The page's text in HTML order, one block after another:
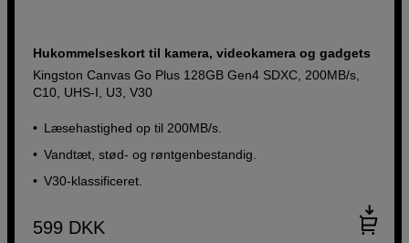
Hukommelseskort til kamera, videokamera og gadgets
Kingston Canvas Go Plus 128GB Gen4 SDXC, 200MB/s,
C10, UHS-I, U3, V30
Læsehastighed op til 200MB/s.
Vandtæt, stød- og røntgenbestandig.
V30-klassificeret.
599 DKK